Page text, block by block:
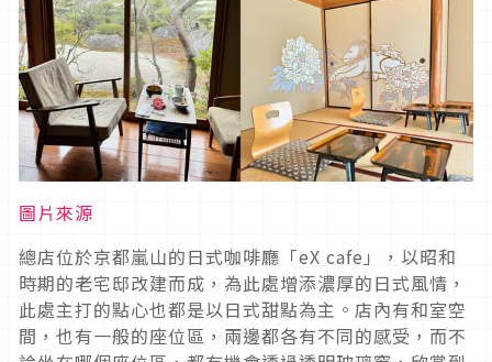
圖片來源
總店位於京都嵐山的日式咖啡廳「eX cafe」，以昭和
時期的老宅邸改建而成，為此處增添濃厚的日式風情，
此處主打的點心也都是以日式甜點為主。店內有和室空
間，也有一般的座位區，兩邊都各有不同的感受，而不